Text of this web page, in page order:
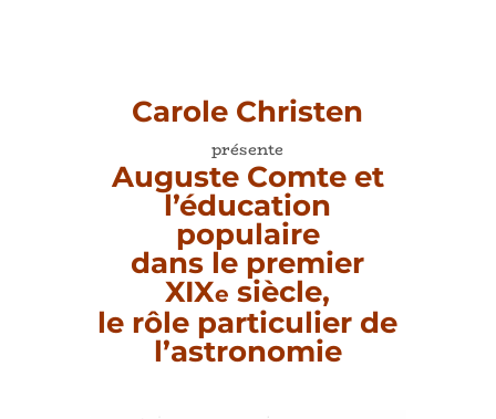
Carole Christen
présente
Auguste Comte et
l’éducation
populaire
dans le premier
XIXe siècle,
le rôle particulier de
l’astronomie